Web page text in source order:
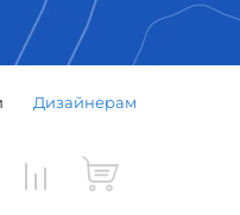
Дизайнерам